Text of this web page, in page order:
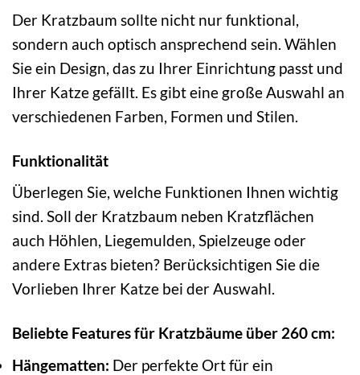
Der Kratzbaum sollte nicht nur funktional,
sondern auch optisch ansprechend sein. Wählen
Sie ein Design, das zu Ihrer Einrichtung passt und
Ihrer Katze gefällt. Es gibt eine große Auswahl an
verschiedenen Farben, Formen und Stilen.
Funktionalität
Überlegen Sie, welche Funktionen Ihnen wichtig
sind. Soll der Kratzbaum neben Kratzflächen
auch Höhlen, Liegemulden, Spielzeuge oder
andere Extras bieten? Berücksichtigen Sie die
Vorlieben Ihrer Katze bei der Auswahl.
Beliebte Features für Kratzbäume über 260 cm:
Hängematten: Der perfekte Ort für ein